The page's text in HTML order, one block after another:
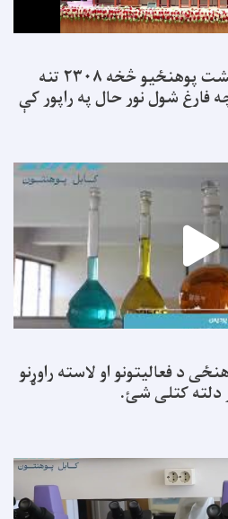
د کابل پوهنتون له ۲۲ ویشت پوهنځیو څخه ۲۳۰۸ تنه
شول نور حال په راپور کې
د فعالیتونو او لاسته راوړنو
دلته کتلی شئ.